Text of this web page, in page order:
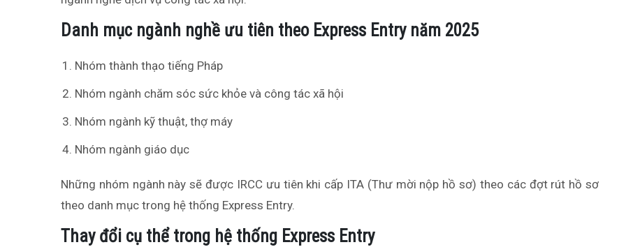
Danh mục ngành nghề ưu tiên theo Express Entry năm 2025
Nhóm thành thạo tiếng Pháp
Nhóm ngành chăm sóc sức khỏe và công tác xã hội
Nhóm ngành kỹ thuật, thợ máy
Nhóm ngành giáo dục
Những nhóm ngành này sẽ được IRCC ưu tiên khi cấp ITA (Thư mời nộp hồ sơ) theo các đợt rút hồ sơ
theo danh mục trong hệ thống Express Entry.
Thay đổi cụ thể trong hệ thống Express Entry